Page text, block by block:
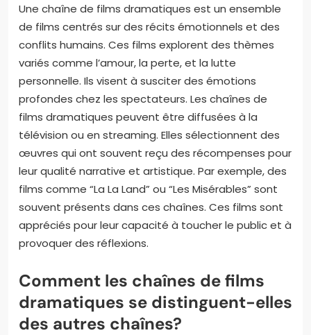
Une chaîne de films dramatiques est un ensemble
de films centrés sur des récits émotionnels et des
conflits humains. Ces films explorent des thèmes
variés comme l’amour, la perte, et la lutte
personnelle. Ils visent à susciter des émotions
profondes chez les spectateurs. Les chaînes de
films dramatiques peuvent être diffusées à la
télévision ou en streaming. Elles sélectionnent des
œuvres qui ont souvent reçu des récompenses pour
leur qualité narrative et artistique. Par exemple, des
films comme “La La Land” ou “Les Misérables” sont
souvent présents dans ces chaînes. Ces films sont
appréciés pour leur capacité à toucher le public et à
provoquer des réflexions.
Comment les chaînes de films
dramatiques se distinguent-elles
des autres chaînes?